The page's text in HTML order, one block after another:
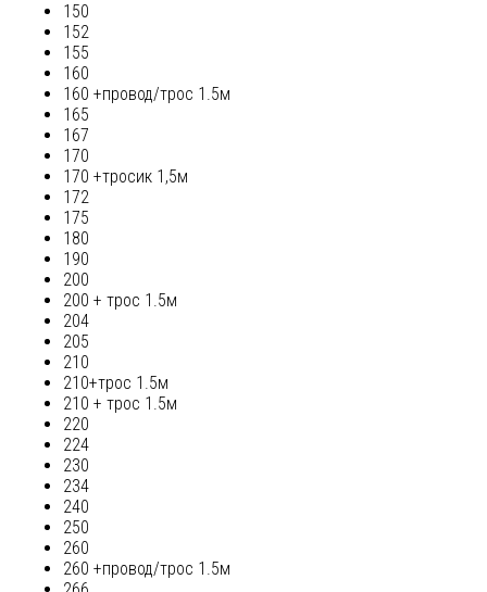
150
152
155
160
160 +провод/трос 1.5м
165
167
170
170 +тросик 1,5м
172
175
180
190
200
200 + трос 1.5м
204
205
210
210+трос 1.5м
210 + трос 1.5м
220
224
230
234
240
250
260
260 +провод/трос 1.5м